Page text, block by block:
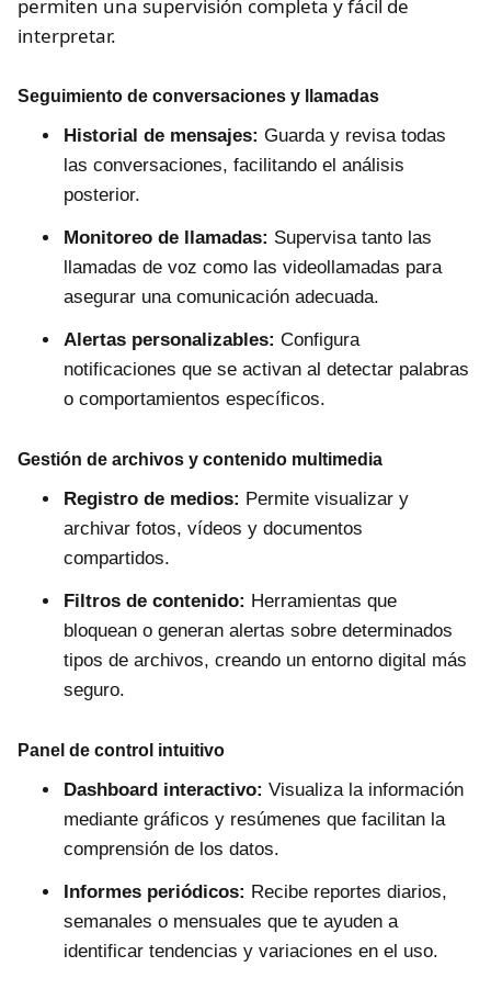
permiten una supervisión completa y fácil de
interpretar.
Seguimiento de conversaciones y llamadas
Historial de mensajes: Guarda y revisa todas
las conversaciones, facilitando el análisis
posterior.
Monitoreo de llamadas: Supervisa tanto las
llamadas de voz como las videollamadas para
asegurar una comunicación adecuada.
Alertas personalizables: Configura
notificaciones que se activan al detectar palabras
o comportamientos específicos.
Gestión de archivos y contenido multimedia
Registro de medios: Permite visualizar y
archivar fotos, vídeos y documentos
compartidos.
Filtros de contenido: Herramientas que
bloquean o generan alertas sobre determinados
tipos de archivos, creando un entorno digital más
seguro.
Panel de control intuitivo
Dashboard interactivo: Visualiza la información
mediante gráficos y resúmenes que facilitan la
comprensión de los datos.
Informes periódicos: Recibe reportes diarios,
semanales o mensuales que te ayuden a
identificar tendencias y variaciones en el uso.